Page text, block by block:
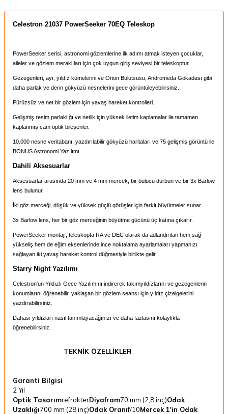
Celestron 21037 PowerSeeker 70EQ Teleskop
PowerSeeker serisi, astronomi gözlemlerine ilk adımı atmak isteyen çocuklar,
aileler ve gözlem meraklıları için çok uygun giriş seviyesi bir teleskoptur.
Gezegenleri, ayı, yıldız kümelerini ve Orion Bulutsusu, Andromeda Gökadası gibi
daha parlak ve derin gökyüzü nesnelerini gece görüntüleyebilirsiniz.
Pürüzsüz ve net bir gözlem için yavaş hareket kontrolleri.
Gelişmiş resim parlaklığı ve netlik için yüksek iletim kaplamalar ile tamamen
kaplanmış cam optik bileşenler.
10.000 nesne veritabanı, yazdırılabilir gökyüzü haritaları ve 75 gelişmiş görüntü ile
BONUS Astronomi Yazılımı.
Dahili Aksesuarlar
Aksesuarlar arasında 20 mm ve 4 mm mercek, bir bulucu dürbün ve bir 3x Barlow
lens bulunur.
İki göz merceği, düşük ve yüksek güçlü görüşler için farklı büyütmeler sunar.
3x Barlow lens, her bir göz merceğinin büyütme gücünü üç katına çıkarır.
PowerSeeker montajı, teleskopta RA ve DEC olarak da adlandırılan hem sağ
yükseliş hem de eğim eksenlerinde ince noktalama ayarlamaları yapmanızı
sağlayan iki yavaş hareket kontrol düğmesiyle birlikte gelir.
Starry Night Yazılımı
Celestron'un Yıldızlı Gece Yazılımını indirerek takımyıldızlarını ve gezegenlerin
konumlarını öğrenebilir, yaklaşan bir gözlem seansı için yıldız çizelgelerini
yazdırabilirsiniz.
Dahası yıldızları nasıl tanımlayacağınızı ve daha fazlasını kolaylıkla
öğrenebilirsiniz.
TEKNİK ÖZELLİKLER
Garanti Bilgisi
2 Yıl
Optik TasarımrefrakterDiyafram70 mm (2,8 inç)Odak
Uzaklığı700 mm (28 inç)Odak Oranıf/10Mercek 1'in Odak